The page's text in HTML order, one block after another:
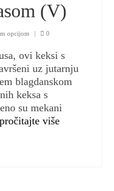
(V)
opcijom 0
ovi keksi s
uz jutarnju
blagdanskom
keksa s
su mekani
pročitajte više